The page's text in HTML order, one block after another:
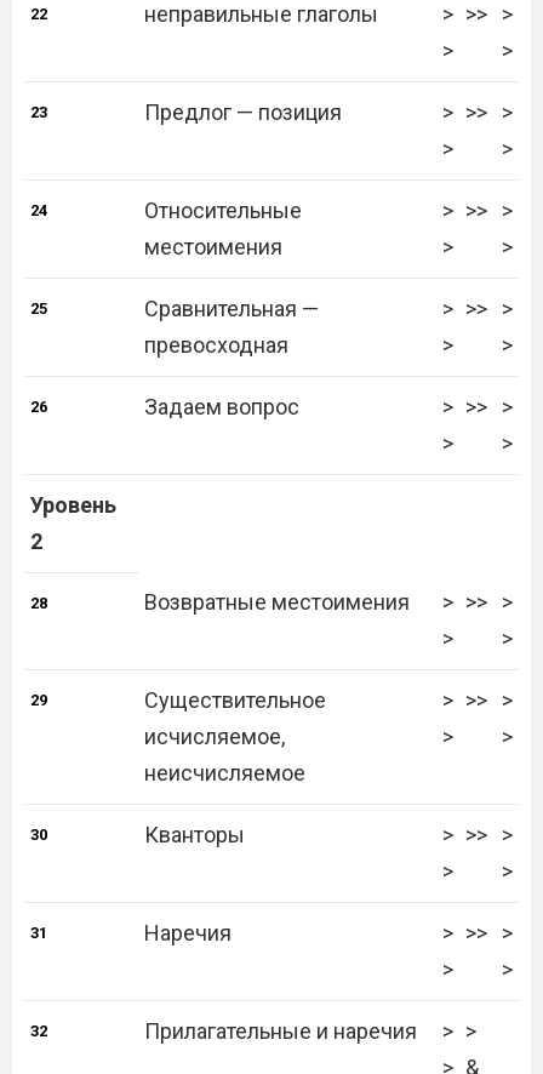
22 неправильные глаголы
>
>
>>
>
>
23 Предлог — позиция
>
>
>>
>
>
24
Относительные
местоимения
>
>
>>
>
>
25
Сравнительная —
превосходная
>
>
>>
>
>
26 Задаем вопрос
>
>
>>
>
>
Уровень
2
28 Возвратные местоимения
>
>
>>
>
>
29
Существительное
исчисляемое,
неисчисляемое
>
>
>>
>
>
30 Кванторы
>
>
>>
>
>
31 Наречия
>
>
>>
>
>
32 Прилагательные и наречия
>
>
>
&